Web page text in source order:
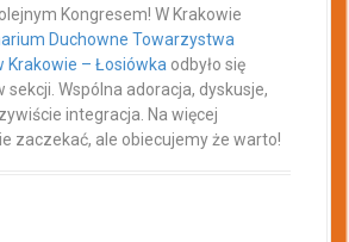
Kongresem! W Krakowie
Duchowne Towarzystwa
Krakowie – Łosiówka odbyło się
sekcji. Wspólna adoracja, dyskusje,
integracja. Na więcej
zaczekać, ale obiecujemy że warto!